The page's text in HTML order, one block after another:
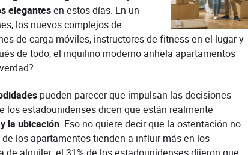
elegantesen estos días. En un
los nuevos complejos de
de carga móviles, instructores de fitness en el lugar y
de todo, el inquilino moderno anhela apartamentos
pueden parecer que impulsan las decisiones
los estadounidenses dicen que están realmente
la ubicación. Eso no quiere decir que la ostentación no
los apartamentos tienden a influir más en los